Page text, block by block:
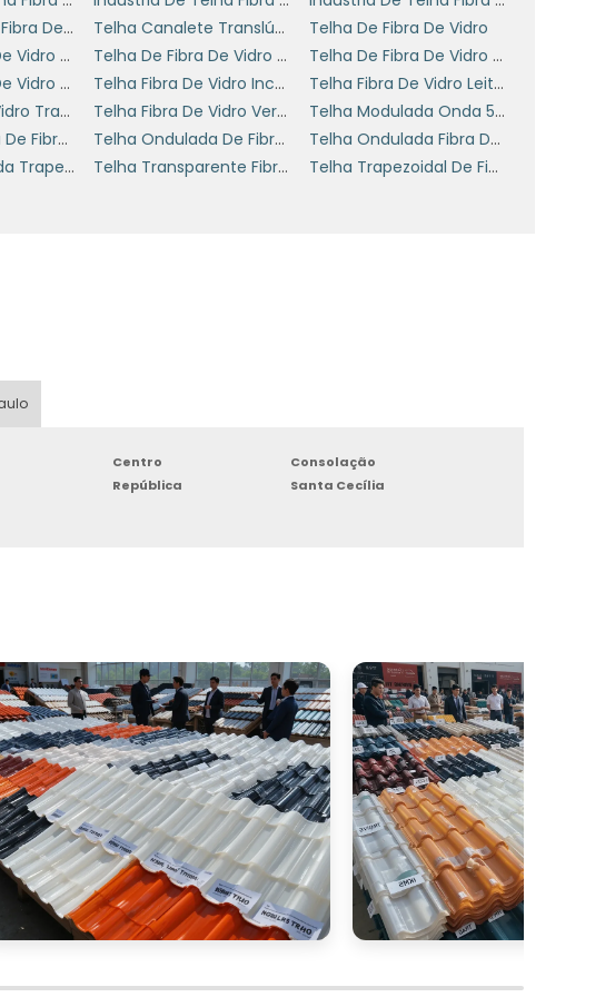
galpão, a
uma série
e a
Telha Canalete Fibra De Vidro Preço Telha Canalete Translúcida Em Fibra De Vidro
Telha De Fibra De Vidro
Telha De Fibra De Vidro Tr25 Preço Telha De Fibra De Vidro Tr25 Valor
Telha De Fibra De Vidro Tr40 Preço
Telha De Fibra De Vidro Valor Telha Fibra De Vidro Incolor
Telha Fibra De Vidro Leitosa
Telha Fibra De Vidro Transparente Telha Fibra De Vidro Verde
Telha Modulada Onda 50 De Fibra De Vidro
Telha Ondulada De Fibra De Vidro Preço Telha Ondulada De Fibra De Vidro Valor
Telha Ondulada Fibra De Vidro
Telha Translúcida Trapezoidal Fibra De Vidro Telha Transparente Fibra De Vidro
Telha Trapezoidal De Fibra De Vidro 25
Centro
Consolação
República
Santa Cecília